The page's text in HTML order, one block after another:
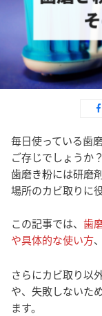
毎日使っている歯
ご存じでしょうか？
歯磨き粉には研磨
場所のカビ取りに
この記事では、 歯
や具体的な使い方
さらにカビ取り以
や、失敗しないた
ます。